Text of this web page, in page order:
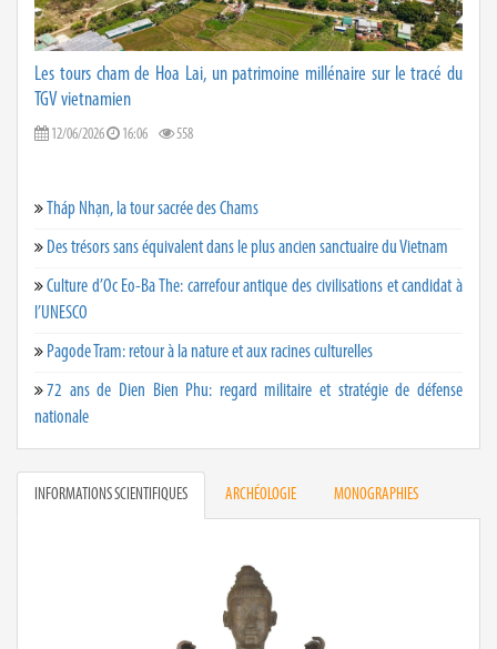
Les tours cham de Hoa Lai, un patrimoine millénaire sur le tracé du
TGV vietnamien
12/06/2026 16:06 558
Tháp Nhạn, la tour sacrée des Chams
Des trésors sans équivalent dans le plus ancien sanctuaire du Vietnam
Culture d’Oc Eo-Ba The: carrefour antique des civilisations et candidat à
l’UNESCO
Pagode Tram: retour à la nature et aux racines culturelles
72 ans de Dien Bien Phu: regard militaire et stratégie de défense
nationale
INFORMATIONS SCIENTIFIQUES ARCHÉOLOGIE MONOGRAPHIES